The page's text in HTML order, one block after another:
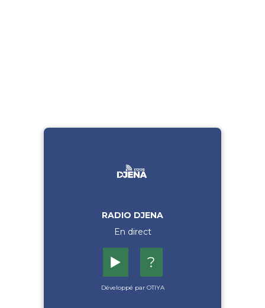
RADIO DJENA
En direct
▶️ ?
Développé par OTIYA